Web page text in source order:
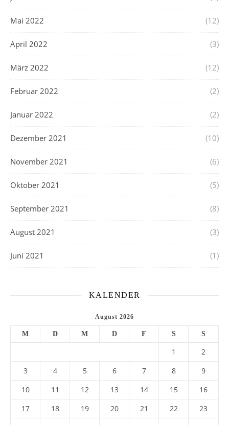
Mai 2022 (12)
April 2022 (3)
März 2022 (12)
Februar 2022 (2)
Januar 2022 (2)
Dezember 2021 (10)
November 2021 (6)
Oktober 2021 (5)
September 2021 (8)
August 2021 (3)
Juni 2021 (1)
KALENDER
August 2026
M D M D F S S
1
2
3
4 5 6 7 8
9
10
11 12 13 14 15
16
17
18 19 20 21 22
23